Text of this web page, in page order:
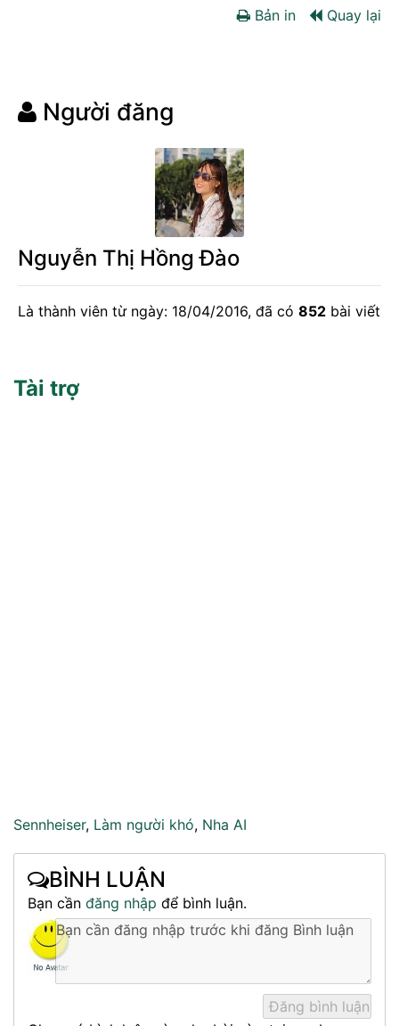
Bản in Quay lại
Người đăng
Nguyễn Thị Hồng Đào
Là thành viên từ ngày: 18/04/2016, đã có 852 bài viết
Tài trợ
Sennheiser, Làm người khó, Nha AI
BÌNH LUẬN
Bạn cần đăng nhập để bình luận.